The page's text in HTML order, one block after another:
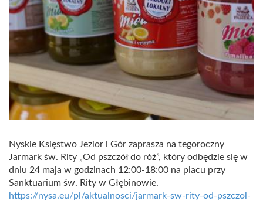
Nyskie Księstwo Jezior i Gór zaprasza na tegoroczny
Jarmark św. Rity „Od pszczół do róż”, który odbędzie się w
dniu 24 maja w godzinach 12:00-18:00 na placu przy
Sanktuarium św. Rity w Głębinowie.
https://nysa.eu/pl/aktualnosci/jarmark-sw-rity-od-pszczol-